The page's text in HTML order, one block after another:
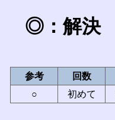
◎：解決
参考 回数
○
初めて